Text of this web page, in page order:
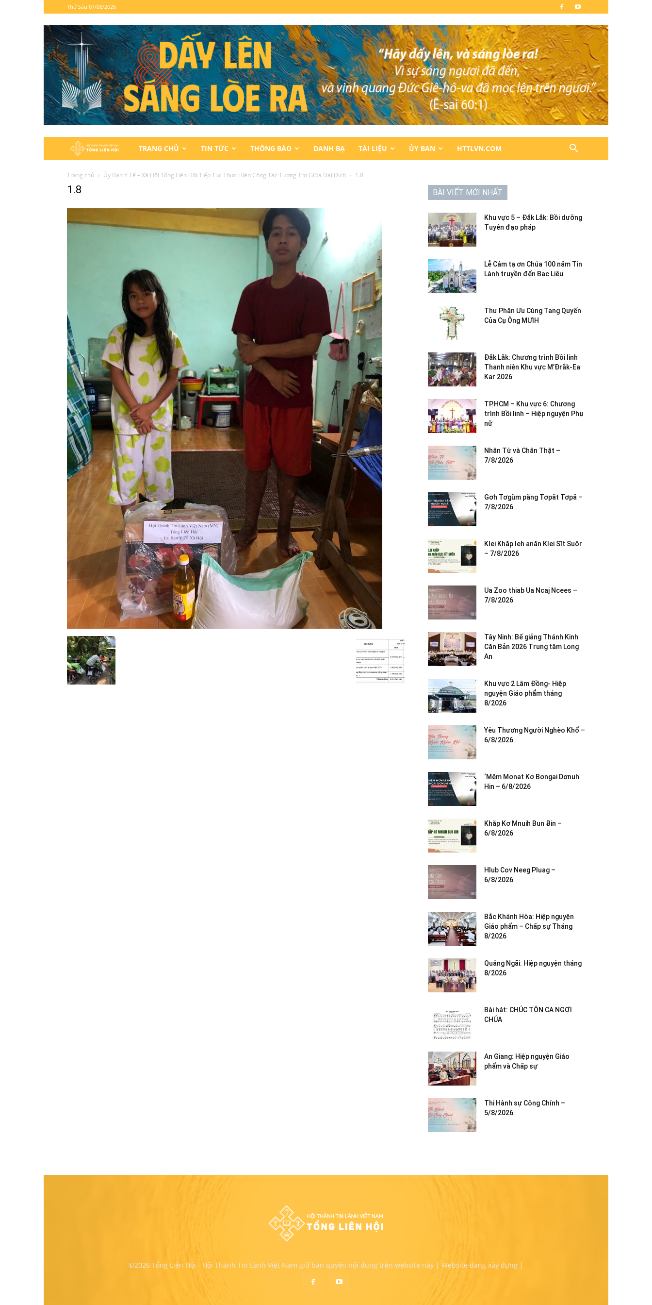
Thứ Sáu 07/08/2026
Hội
Thánh
TRANG CHỦ TIN TỨC THÔNG BÁO DANH BẠ TÀI LIỆU ỦY BAN HTTLVN.COM
Trang chủ Ủy Ban Y Tế – Xã Hội Tổng Liên Hội Tiếp Tục Thực Hiện Công Tác Tương Trợ Giữa Đại Dịch 1.8
1.8 BÀI VIẾT MỚI NHẤT
Khu vực 5 – Đắk Lắk: Bồi dưỡng
Tuyên đạo pháp
Lễ Cảm tạ ơn Chúa 100 năm Tin
Lành truyền đến Bạc Liêu
Thư Phân Ưu Cùng Tang Quyến
Của Cụ Ông MƯIH
Đắk Lắk: Chương trình Bồi linh
Thanh niên Khu vực M’Đrắk-Ea
Kar 2026
TP.HCM – Khu vực 6: Chương
trình Bồi linh – Hiệp nguyện Phụ
nữ
Nhân Từ và Chân Thật –
7/8/2026
Gơh Tơgŭm păng Tơpăt Tơpă –
7/8/2026
Klei Khăp leh anăn Klei Sĭt Suôr
– 7/8/2026
Ua Zoo thiab Ua Ncaj Ncees –
7/8/2026
Tây Ninh: Bế giảng Thánh Kinh
Căn Bản 2026 Trung tâm Long
An
Khu vực 2 Lâm Đồng- Hiệp
nguyện Giáo phẩm tháng
8/2026
Yêu Thương Người Nghèo Khổ –
6/8/2026
‘Mêm Mơnat Kơ Bơngai Dơnuh
Hin – 6/8/2026
Khăp Kơ Mnuih Bun Ƀin –
6/8/2026
Hlub Cov Neeg Pluag –
6/8/2026
Bắc Khánh Hòa: Hiệp nguyện
Giáo phẩm – Chấp sự Tháng
8/2026
Quảng Ngãi: Hiệp nguyện tháng
8/2026
Bài hát: CHÚC TÔN CA NGỢI
CHÚA
An Giang: Hiệp nguyện Giáo
phẩm và Chấp sự
Thi Hành sự Công Chính –
5/8/2026
©2026 Tổng Liên Hội - Hội Thánh Tin Lành Việt Nam giữ bản quyền nội dung trên website này | Website đang xây dựng |